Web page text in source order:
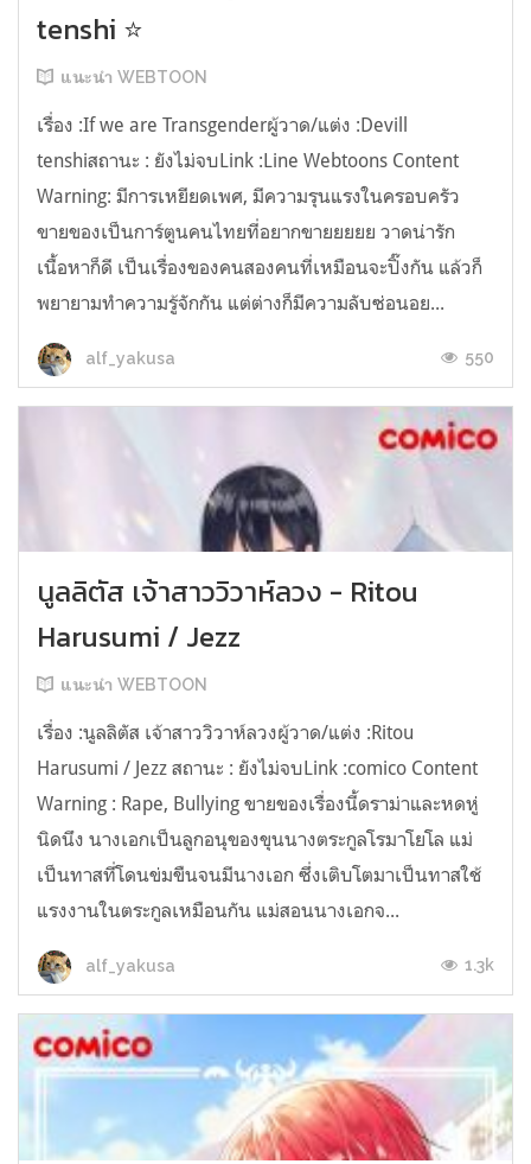
tenshi ⭐
แนะนำ WEBTOON
เรื่อง :If we are Transgenderผู้วาด/แต่ง :Devill
tenshiสถานะ : ยังไม่จบLink :Line Webtoons Content
Warning: มีการเหยียดเพศ, มีความรุนแรงในครอบครัว
ขายของเป็นการ์ตูนคนไทยที่อยากขายยยยย วาดน่ารัก
เนื้อหาก็ดี เป็นเรื่องของคนสองคนที่เหมือนจะปิ๊งกัน แล้วก็
พยายามทำความรู้จักกัน แต่ต่างก็มีความลับซ่อนอย...
alf_yakusa 550
นูลลิตัส เจ้าสาววิวาห์ลวง - Ritou
Harusumi / Jezz
แนะนำ WEBTOON
เรื่อง :นูลลิตัส เจ้าสาววิวาห์ลวงผู้วาด/แต่ง :Ritou
Harusumi / Jezz สถานะ : ยังไม่จบLink :comico Content
Warning : Rape, Bullying ขายของเรื่องนี้ดราม่าและหดหู่
นิดนึง นางเอกเป็นลูกอนุของขุนนางตระกูลโรมาโยโล แม่
เป็นทาสที่โดนข่มขืนจนมีนางเอก ซึ่งเติบโตมาเป็นทาสใช้
แรงงานในตระกูลเหมือนกัน แม่สอนนางเอกจ...
alf_yakusa 1.3k